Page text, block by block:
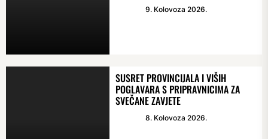
9. Kolovoza 2026.
SUSRET PROVINCIJALA I VIŠIH
POGLAVARA S PRIPRAVNICIMA ZA
SVEČANE ZAVJETE
8. Kolovoza 2026.